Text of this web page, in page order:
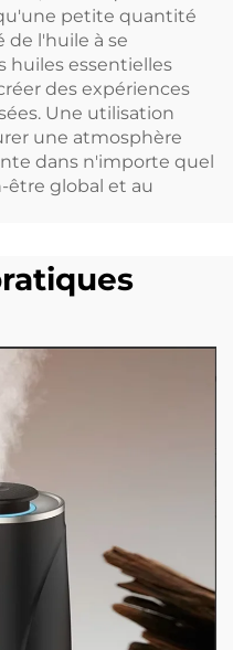
petite quantité
de l'huile à se
huiles essentielles
des expériences
Une utilisation
une atmosphère
dans n'importe quel
être global et au